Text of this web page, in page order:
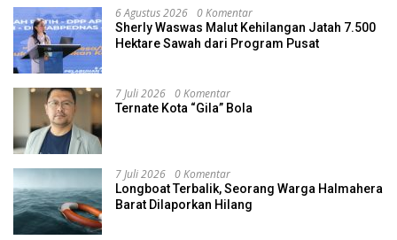
6 Agustus 2026 0 Komentar
Sherly Waswas Malut Kehilangan Jatah 7.500
Hektare Sawah dari Program Pusat
7 Juli 2026 0 Komentar
Ternate Kota “Gila” Bola
7 Juli 2026 0 Komentar
Longboat Terbalik, Seorang Warga Halmahera
Barat Dilaporkan Hilang